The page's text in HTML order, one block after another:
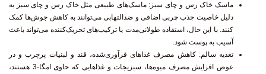
ماسک خاک رس و چای سبز : ماسک‌های طبیعی مثل خاک رس و چای سبز به
دلیل خاصیت جذب چربی اضافی و ضدالتهابی می‌توانند به کاهش جوش‌ها کمک
کنند. با این حال، استفاده طولانی‌مدت یا ترکیب‌های تحریک‌کننده می‌تواند باعث
آسیب به پوست شود.
تغذیه سالم: کاهش مصرف غذاهای فرآوری‌شده، قند و لبنیات پرچرب و در
عوض افزایش مصرف میوه‌ها، سبزیجات و غذاهایی که حاوی امگا-3 هستند،
می‌تواند به کاهش التهاب و بهبود سلامت پوست کمک کند. همچنین، نوشیدن آب